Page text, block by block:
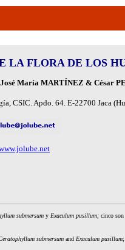
LA FLORA DE LOS
María MARTÍNEZ & César
, CSIC. Apdo. 64. E-22700 Jaca
submersum y Exaculum pusillum; cinco son
submersum and Exaculum pusillum